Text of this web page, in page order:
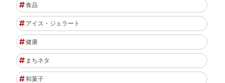
食品
アイス・ジェラート
健康
まちネタ
和菓子